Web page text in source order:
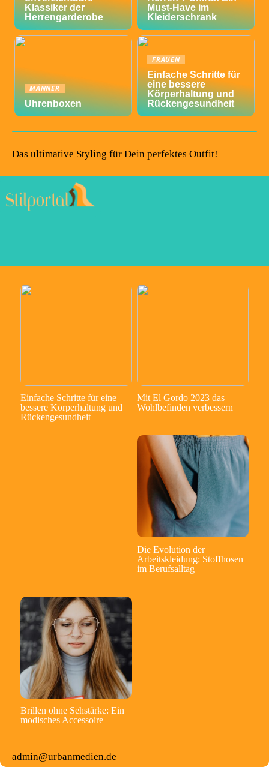
Klassiker der
Herrengarderobe
Must-Have im
Kleiderschrank
MÄNNER
Uhrenboxen
FRAUEN
Einfache Schritte für
eine bessere
Körperhaltung und
Rückengesundheit
Das ultimative Styling für Dein perfektes Outfit!
Einfache Schritte für eine
bessere Körperhaltung und
Rückengesundheit
Mit El Gordo 2023 das
Wohlbefinden verbessern
Die Evolution der
Arbeitskleidung: Stoffhosen
im Berufsalltag
Brillen ohne Sehstärke: Ein
modisches Accessoire
admin@urbanmedien.de